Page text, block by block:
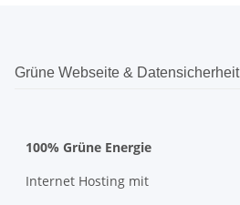
Grüne Webseite & Datensicherheit
100% Grüne Energie
Internet Hosting mit